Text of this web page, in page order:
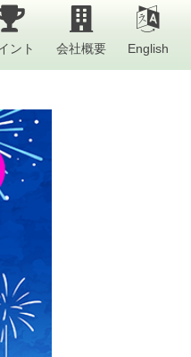
ント 会社概要 English